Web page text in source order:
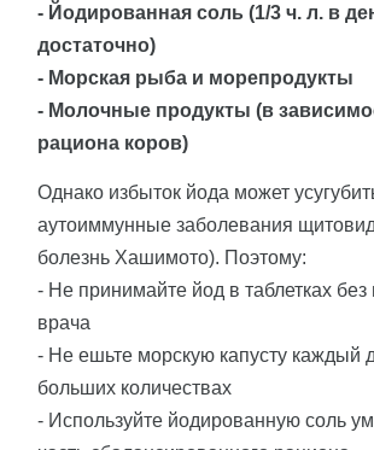
- Йодированная соль (1/3 ч. л. в
достаточно)
- Морская рыба и морепродукты
- Молочные продукты (в
рациона коров)
Однако избыток йода может
аутоиммунные заболевания
болезнь Хашимото). Поэтому:
- Не принимайте йод в таблетках без
врача
- Не ешьте морскую капусту каждый
больших количествах
- Используйте йодированную соль